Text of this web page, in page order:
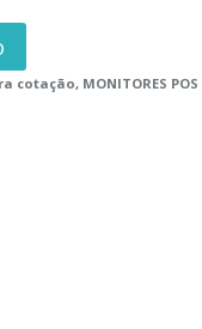
cotação, MONITORES